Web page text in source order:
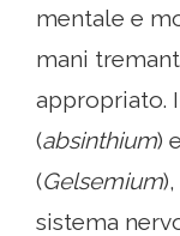
mentale e
mani
appropriato.
(absinthium)
(Gelsemium
sistema